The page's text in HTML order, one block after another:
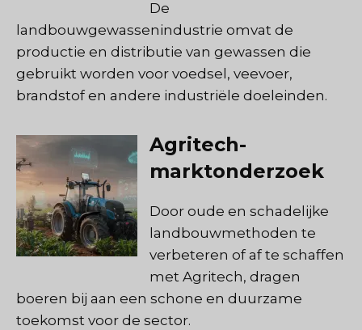
De
landbouwgewassenindustrie omvat de
productie en distributie van gewassen die
gebruikt worden voor voedsel, veevoer,
brandstof en andere industriële doeleinden.
Agritech-
marktonderzoek
Door oude en schadelijke
landbouwmethoden te
verbeteren of af te schaffen
met Agritech, dragen
boeren bij aan een schone en duurzame
toekomst voor de sector.